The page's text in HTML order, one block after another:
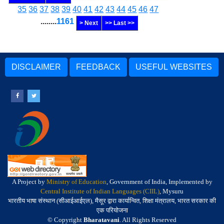
35 36 37 38 39 40 41 42 43 44 45 46 47
........1161 > Next >> Last >>
DISCLAIMER FEEDBACK USEFUL WEBSITES
A Project by Ministry of Education, Government of India, Implemented by
Central Institute of Indian Languages (CIIL), Mysuru
भारतीय भाषा संस्थान (सीआईआईएल), मैसूर द्वारा कार्यान्वित, शिक्षा मंत्रालय, भारत सरकार की
एक परियोजना
© Copyright Bharatavani. All Rights Reserved